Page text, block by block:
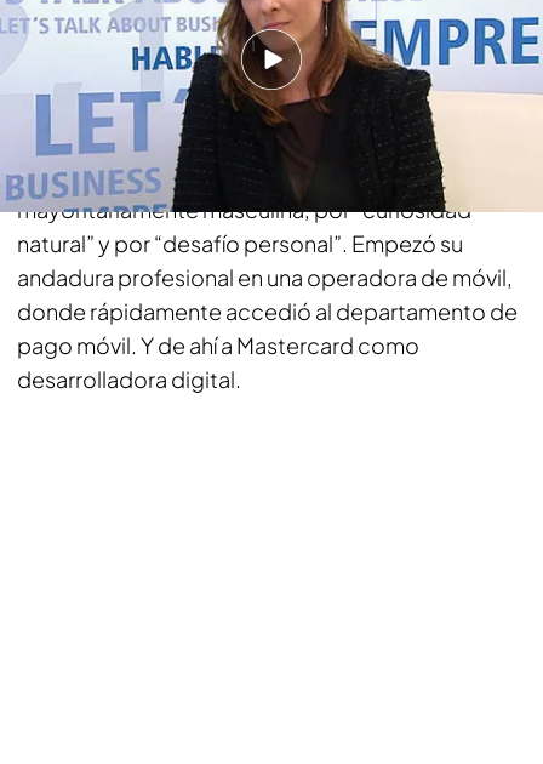
Compartir
Paloma Real estudió ingeniería de
telecomunicaciones, una carrera entonces
mayoritariamente masculina, por “curiosidad
natural” y por “desafío personal”. Empezó su
andadura profesional en una operadora de móvil,
donde rápidamente accedió al departamento de
pago móvil. Y de ahí a Mastercard como
desarrolladora digital.